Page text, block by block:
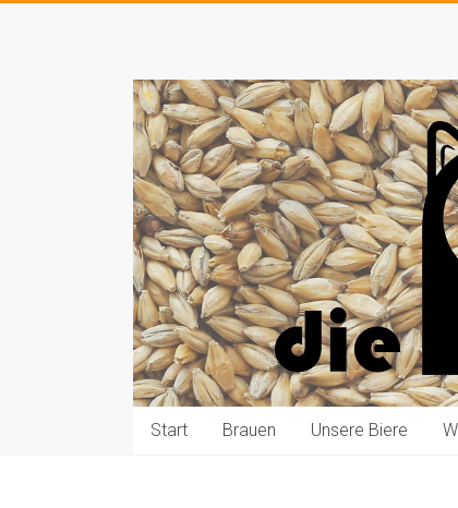
Die
Pauls
brauen
Bier
Start Brauen Unsere Biere